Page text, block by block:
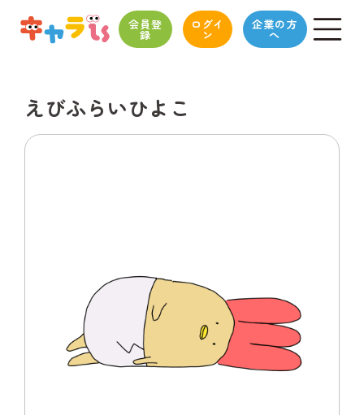
会員登
録
ログイ
ン
企業の方
へ
えびふらいひよこ